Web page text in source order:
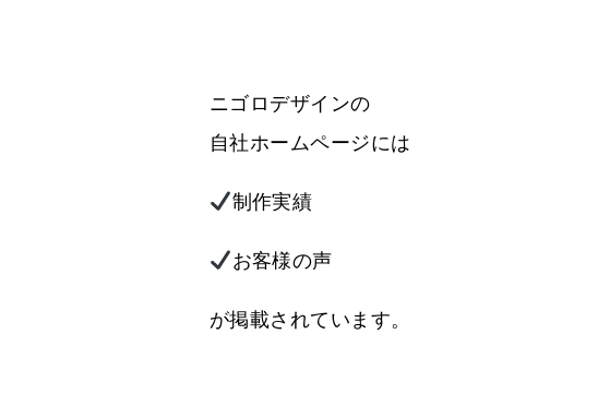
ニゴロデザインの
自社ホームページには
制作実績
お客様の声
が掲載されています。